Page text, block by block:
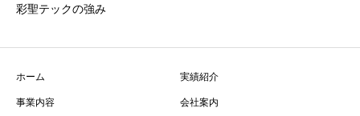
彩聖テックの強み
ホーム
実績紹介
事業内容
会社案内